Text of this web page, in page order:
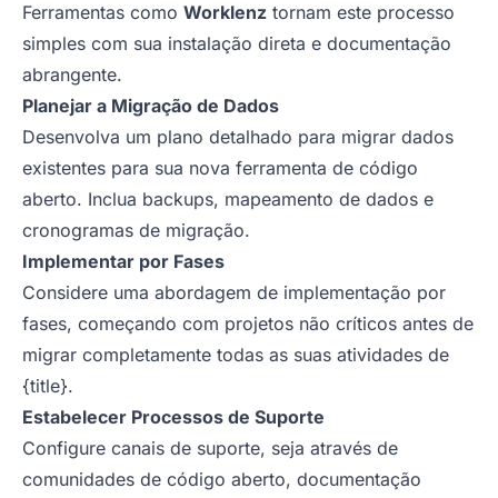
Ferramentas como Worklenz tornam este processo
simples com sua instalação direta e documentação
abrangente.
Planejar a Migração de Dados
Desenvolva um plano detalhado para migrar dados
existentes para sua nova ferramenta de código
aberto. Inclua backups, mapeamento de dados e
cronogramas de migração.
Implementar por Fases
Considere uma abordagem de implementação por
fases, começando com projetos não críticos antes de
migrar completamente todas as suas atividades de
{title}.
Estabelecer Processos de Suporte
Configure canais de suporte, seja através de
comunidades de código aberto, documentação